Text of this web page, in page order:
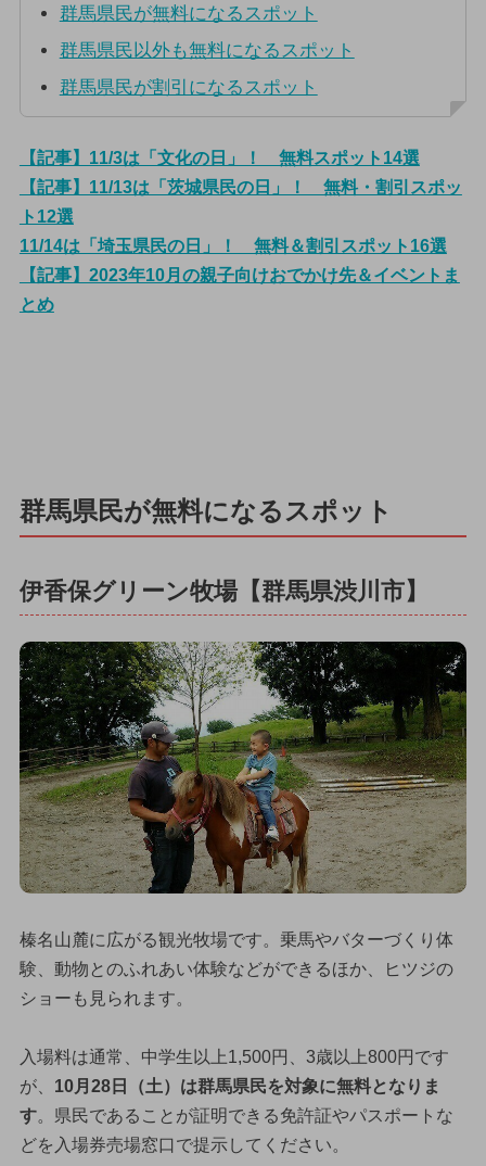
群馬県民が無料になるスポット
群馬県民以外も無料になるスポット
群馬県民が割引になるスポット
【記事】11/3は「文化の日」！ 無料スポット14選
【記事】11/13は「茨城県民の日」！ 無料・割引スポッ
ト12選
11/14は「埼玉県民の日」！ 無料＆割引スポット16選
【記事】2023年10月の親子向けおでかけ先＆イベントま
とめ
群馬県民が無料になるスポット
伊香保グリーン牧場【群馬県渋川市】
榛名山麓に広がる観光牧場です。乗馬やバターづくり体
験、動物とのふれあい体験などができるほか、ヒツジの
ショーも見られます。
入場料は通常、中学生以上1,500円、3歳以上800円です
が、 10月28日（土）は群馬県民を対象に無料となりま
す。県民であることが証明できる免許証やパスポートな
どを入場券売場窓口で提示してください。